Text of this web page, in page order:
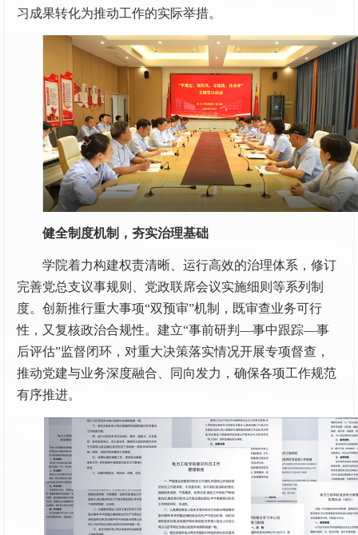
习成果转化为推动工作的实际举措。
健全制度机制，夯实治理基础
学院着力构建权责清晰、运行高效的治理体系，修订
完善党总支议事规则、党政联席会议实施细则等系列制
度。创新推行重大事项“双预审”机制，既审查业务可行
性，又复核政治合规性。建立“事前研判—事中跟踪—事
后评估”监督闭环，对重大决策落实情况开展专项督查，
推动党建与业务深度融合、同向发力，确保各项工作规范
有序推进。